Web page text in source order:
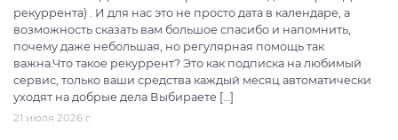
рекуррента) . И для нас это не просто дата в календаре, а
возможность сказать вам большое спасибо и напомнить,
почему даже небольшая, но регулярная помощь так
важна.Что такое рекуррент? Это как подписка на любимый
сервис, только ваши средства каждый месяц автоматически
уходят на добрые дела Выбираете […]
21 июля 2026 г.